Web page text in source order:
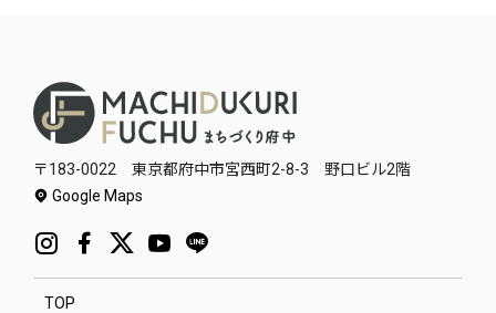
〒183-0022 東京都府中市宮西町2-8-3 野口ビル2階
Google Maps
TOP